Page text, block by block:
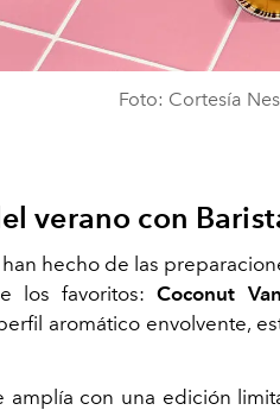
Foto: Cortesía
verano con
han hecho de las
los favoritos: Coconut
aromático envolvente,
amplía con una edición